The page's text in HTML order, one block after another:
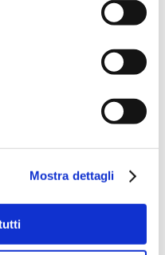
Mostra dettagli